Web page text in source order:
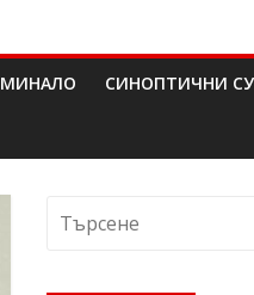
МИНАЛО СИНОПТИЧНИ